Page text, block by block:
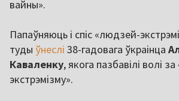
вайны».
Папаўняюць і спіс «людзей-
туды ўнеслі 38-гадовага ўкраінца
Каваленку, якога пазбавілі волі
экстрэмізму».